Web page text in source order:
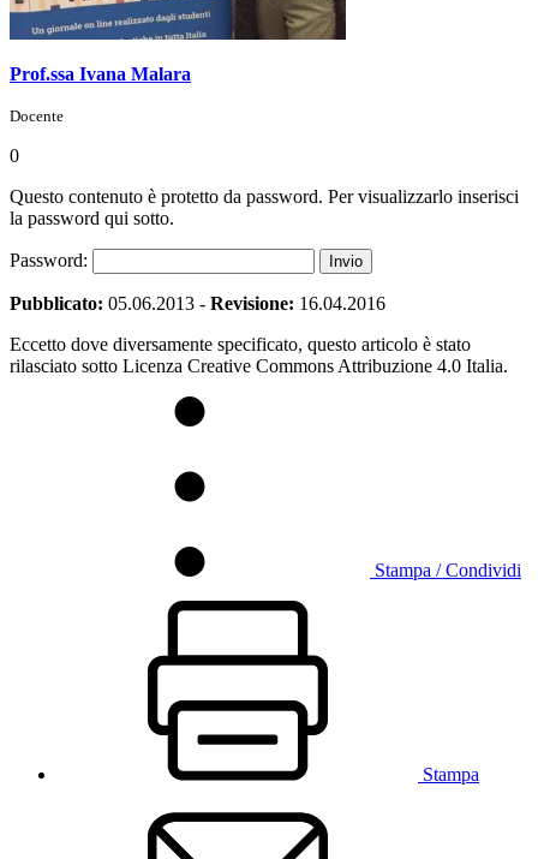
Prof.ssa Ivana Malara
Docente
0
Questo contenuto è protetto da password. Per visualizzarlo inserisci
la password qui sotto.
Password:
Pubblicato: 05.06.2013 - Revisione: 16.04.2016
Eccetto dove diversamente specificato, questo articolo è stato
rilasciato sotto Licenza Creative Commons Attribuzione 4.0 Italia.
Stampa / Condividi
Stampa